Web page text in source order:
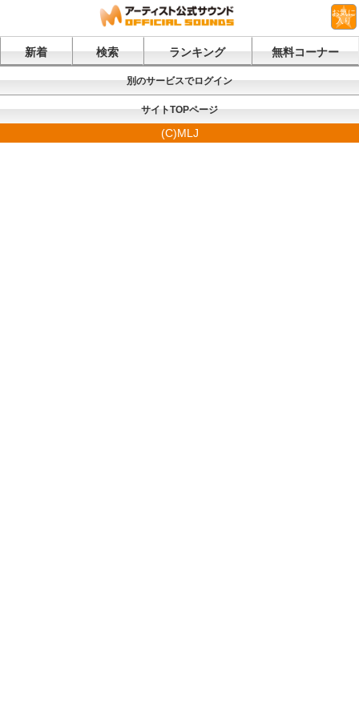
お気に
入り
新着 検索 ランキング 無料コーナー
別のサービスでログイン
サイトTOPページ
(C)MLJ